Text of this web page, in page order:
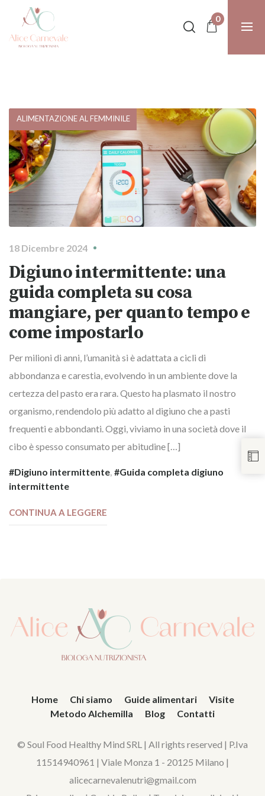
0
ALIMENTAZIONE AL FEMMINILE
18 Dicembre 2024
Digiuno intermittente: una
guida completa su cosa
mangiare, per quanto tempo e
come impostarlo
Per milioni di anni, l’umanità si è adattata a cicli di
abbondanza e carestia, evolvendo in un ambiente dove la
certezza del pasto era rara. Questo ha plasmato il nostro
organismo, rendendolo più adatto al digiuno che a pasti
frequenti e abbondanti. Oggi, viviamo in una società dove il
cibo è spesso consumato per abitudine […]
Digiuno intermittente,
Guida completa digiuno
intermittente
CONTINUA A LEGGERE
Home Chi siamo Guide alimentari
Visite
Metodo Alchemilla
Blog Contatti
© Soul Food Healthy Mind SRL | All rights reserved | P.Iva
11514940961 | Viale Monza 1 - 20125 Milano |
alicecarnevalenutri@gmail.com